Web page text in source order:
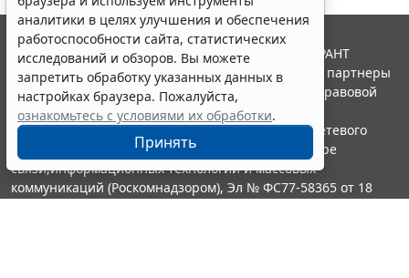
аналитики в целях улучшения и обеспечения
работоспособности сайта, статистических
исследований и обзоров. Вы можете
запретить обработку указанных данных в
настройках браузера. Пожалуйста,
ознакомьтесь с условиями их обработки.
Принять
© ООО "НПП "ГАРАНТ-СЕРВИС", 2026. Система ГАРАНТ
выпускается с 1990 года. Компания "Гарант" и ее партнеры
являются участниками Российской ассоциации правовой
информации ГАРАНТ.
Портал ГАРАНТ.РУ зарегистрирован в качестве сетевого
издания Федеральной службой по надзору в сфере
связи,информационных технологий и массовых
коммуникаций (Роскомнадзором), Эл № ФС77-58365 от 18